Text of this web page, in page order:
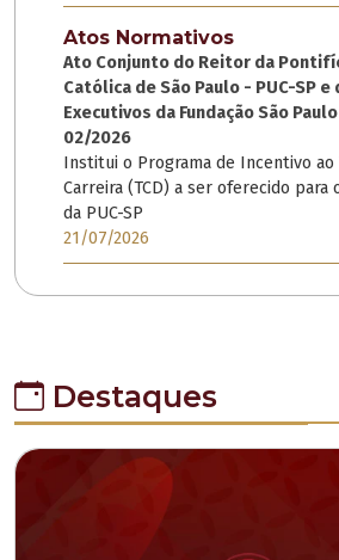
Atos Normativos
Ato Conjunto do Reitor da
Católica de São Paulo - PUC-SP
Executivos da Fundação São Paulo
02/2026
Institui o Programa de Incentivo ao
Carreira (TCD) a ser oferecido para
da PUC-SP
21/07/2026
Destaques